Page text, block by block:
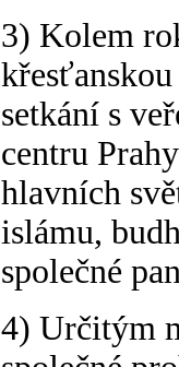
3) Kolem
setkání s
centru
hlavních
islámu,
společné
4) Určitým